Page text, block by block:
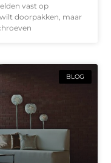
vast op
doorpakken, maar
BLOG